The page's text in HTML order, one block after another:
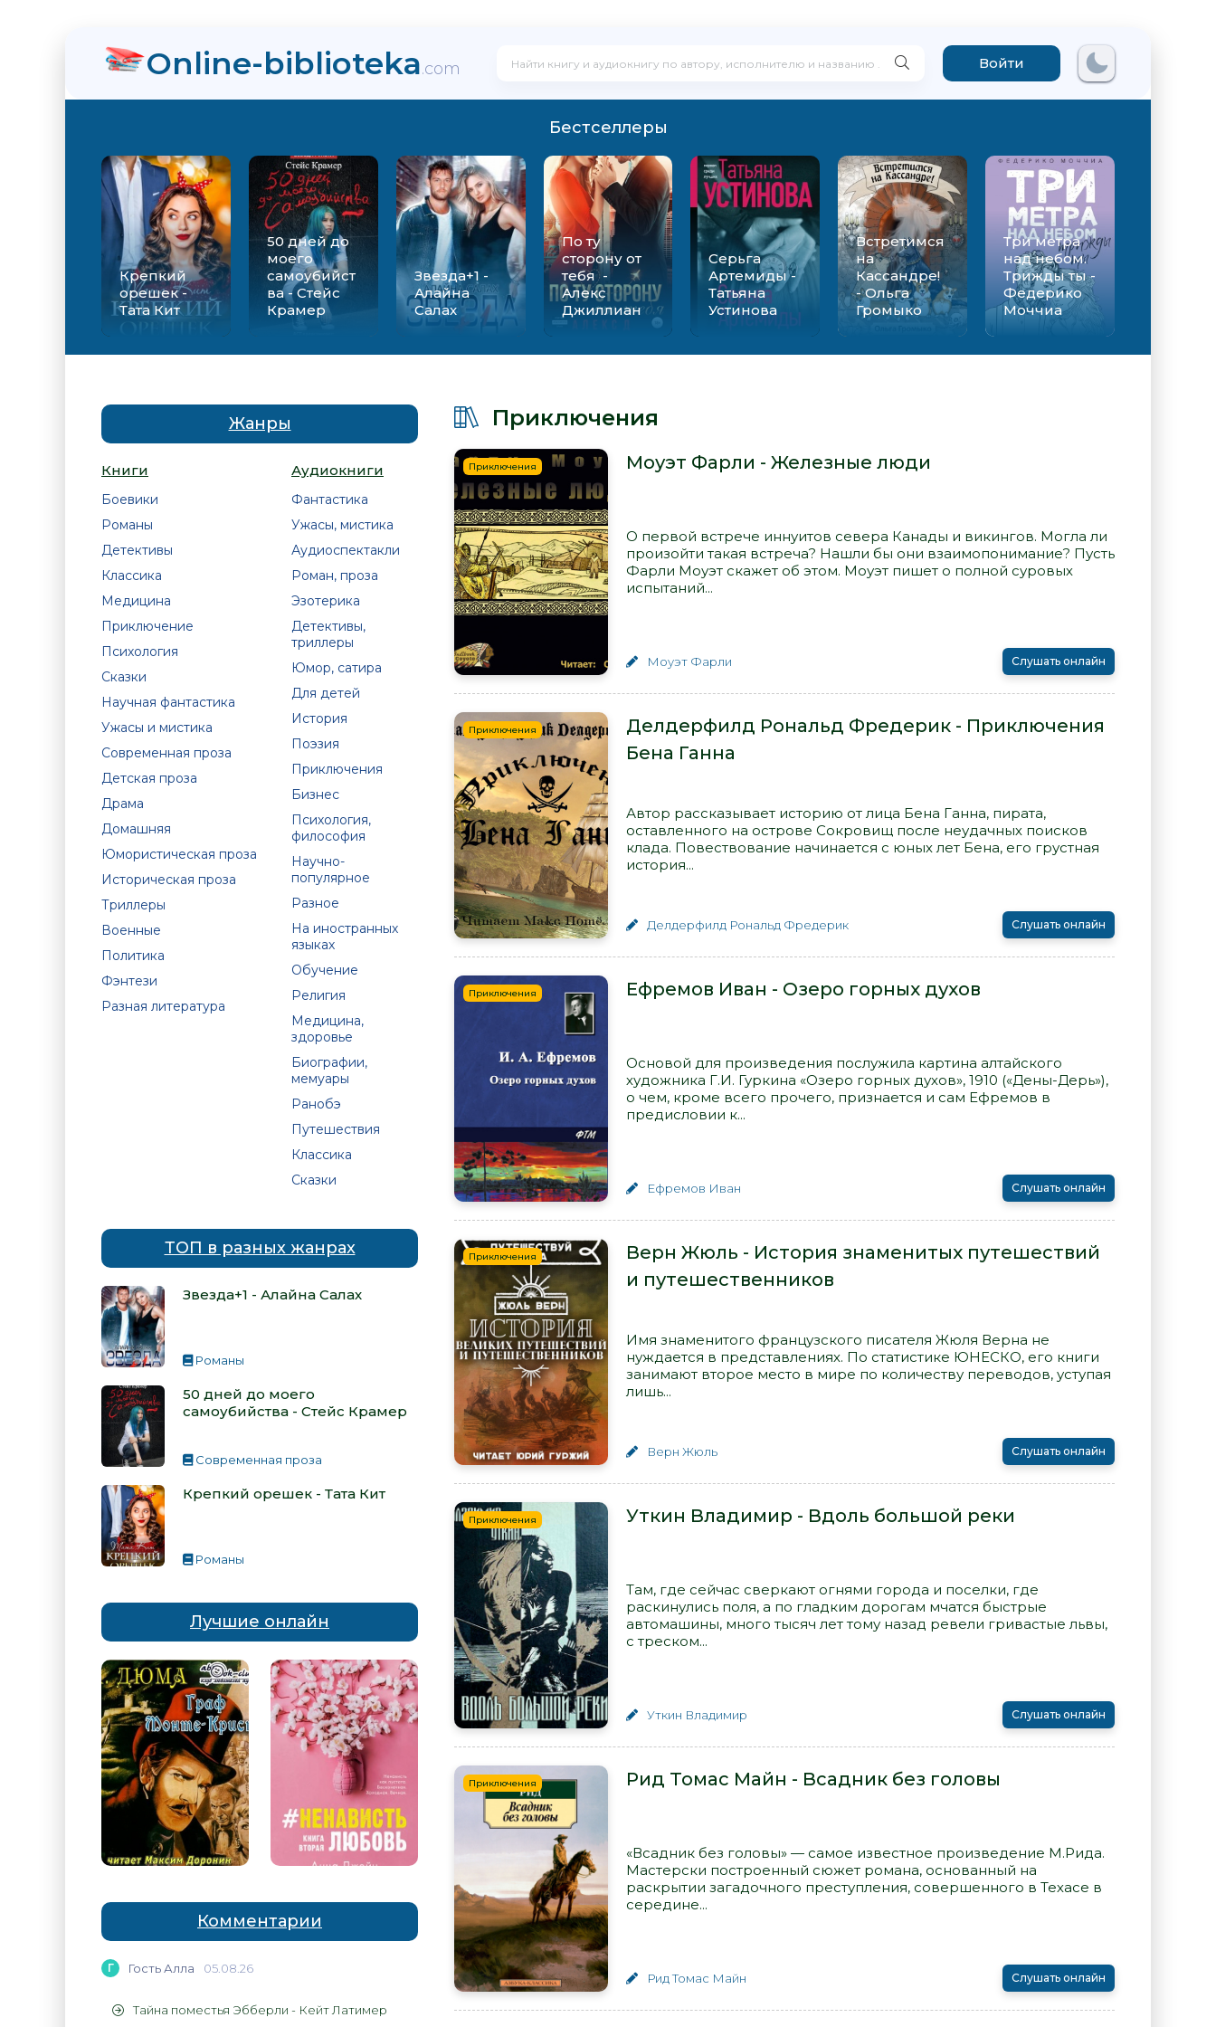
Online-biblioteka.com Войти
Бестселлеры
Крепкий
орешек -
Тата Кит
50 дней до
моего
самоубийст
ва - Стейс
Крамер
Звезда+1 -
Алайна
Салах
По ту
сторону от
тебя -
Алекс
Джиллиан
Серьга
Артемиды -
Татьяна
Устинова
Встретимся
на
Кассандре!
- Ольга
Громыко
Три метра
над небом.
Трижды ты -
Федерико
Моччиа
Жанры
Книги
Боевики
Романы
Детективы
Классика
Медицина
Приключение
Психология
Сказки
Научная фантастика
Ужасы и мистика
Современная проза
Детская проза
Драма
Домашняя
Юмористическая проза
Историческая проза
Триллеры
Военные
Политика
Фэнтези
Разная литература
Аудиокниги
Фантастика
Ужасы, мистика
Аудиоспектакли
Роман, проза
Эзотерика
Детективы,
триллеры
Юмор, сатира
Для детей
История
Поэзия
Приключения
Бизнес
Психология,
философия
Научно-
популярное
Разное
На иностранных
языках
Обучение
Религия
Медицина,
здоровье
Биографии,
мемуары
Ранобэ
Путешествия
Классика
Сказки
ТОП в разных жанрах
Звезда+1 - Алайна Салах
Романы
50 дней до моего
самоубийства - Стейс Крамер
Современная проза
Крепкий орешек - Тата Кит
Романы
Лучшие онлайн
Комментарии
Г Гость Алла 05.08.26
Тайна поместья Эбберли - Кейт Латимер
Приключения
Приключения Моуэт Фарли - Железные люди
О первой встрече иннуитов севера Канады и викингов. Могла ли
произойти такая встреча? Нашли бы они взаимопонимание? Пусть
Фарли Моуэт скажет об этом. Моуэт пишет о полной суровых
испытаний...
Моуэт Фарли Слушать онлайн
Приключения
Делдерфилд Рональд Фредерик - Приключения
Бена Ганна
Автор рассказывает историю от лица Бена Ганна, пирата,
оставленного на острове Сокровищ после неудачных поисков
клада. Повествование начинается с юных лет Бена, его грустная
история...
Делдерфилд Рональд Фредерик Слушать онлайн
Приключения Ефремов Иван - Озеро горных духов
Основой для произведения послужила картина алтайского
художника Г.И. Гуркина «Озеро горных духов», 1910 («Дены-Дерь»),
о чем, кроме всего прочего, признается и сам Ефремов в
предисловии к...
Ефремов Иван Слушать онлайн
Приключения
Верн Жюль - История знаменитых путешествий
и путешественников
Имя знаменитого французского писателя Жюля Верна не
нуждается в представлениях. По статистике ЮНЕСКО, его книги
занимают второе место в мире по количеству переводов, уступая
лишь...
Верн Жюль Слушать онлайн
Приключения Уткин Владимир - Вдоль большой реки
Там, где сейчас сверкают огнями города и поселки, где
раскинулись поля, а по гладким дорогам мчатся быстрые
автомашины, много тысяч лет тому назад ревели гривастые львы,
с треском...
Уткин Владимир Слушать онлайн
Приключения Рид Томас Майн - Всадник без головы
«Всадник без головы» — самое известное произведение М.Рида.
Мастерски построенный сюжет романа, основанный на
раскрытии загадочного преступления, совершенного в Техасе в
середине...
Рид Томас Майн Слушать онлайн